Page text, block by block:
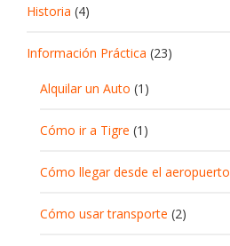
Historia (4)
Información Práctica (23)
Alquilar un Auto (1)
Cómo ir a Tigre (1)
Cómo llegar desde el aeropuerto
Cómo usar transporte (2)